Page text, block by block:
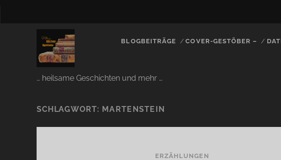
… heilsame Geschichten und mehr …
BLOGBEITRÄGE COVER-GESTÖBER –
SCHLAGWORT: MARTENSTEIN
ERZÄHLUNGEN